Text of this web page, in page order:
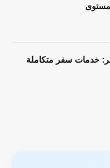
خدمات سفر متكاملة